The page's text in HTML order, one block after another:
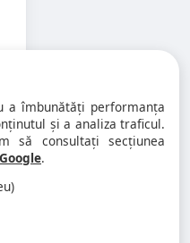
a îmbunătăți performanța
și a analiza traficul.
să consultați secțiunea
.